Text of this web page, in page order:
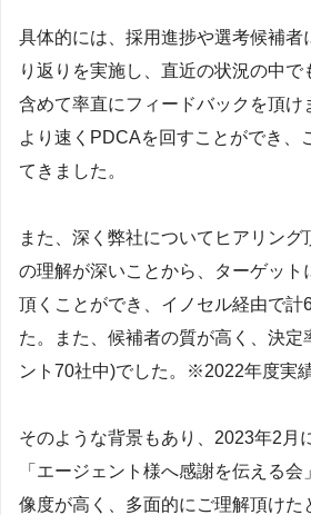
具体的には、採用進捗や選考候補者
り返りを実施し、直近の状況の中で
含めて率直にフィードバックを頂け
より速くPDCAを回すことができ、
てきました。
また、深く弊社についてヒアリン
の理解が深いことから、ターゲット
頂くことができ、イノセル経由で計
た。また、候補者の質が高く、決定
ント70社中)でした。※2022年度実
そのような背景もあり、2023年2月
「エージェント様へ感謝を伝える
像度が高く、多面的にご理解頂けた